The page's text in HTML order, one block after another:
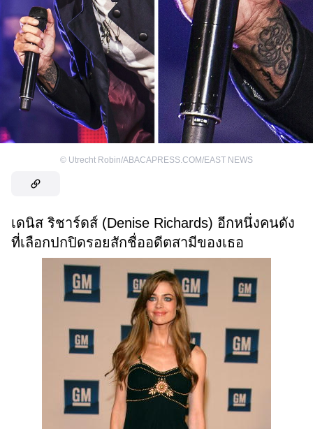
© Utrecht Robin/ABACAPRESS.COM/EAST NEWS
เดนิส ริชาร์ดส์ (Denise Richards) อีกหนึ่งคนดัง
ที่เลือกปกปิดรอยสักชื่ออดีตสามีของเธอ